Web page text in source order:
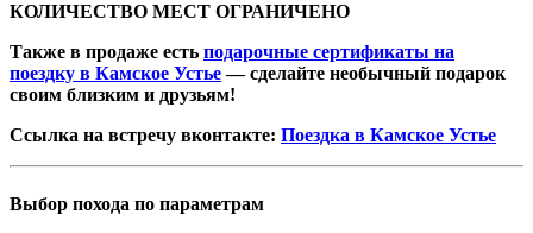
КОЛИЧЕСТВО МЕСТ ОГРАНИЧЕНО
Также в продаже есть подарочные сертификаты на
поездку в Камское Устье— сделайте необычный подарок
своим близким и друзьям!
Ссылка на встречу вконтакте: Поездка в Камское Устье
Выбор похода по параметрам